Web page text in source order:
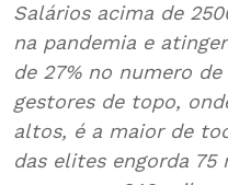
Salários acima de
na pandemia e
de 27% no numero
gestores de topo,
altos, é​​​​​ a maior de
das elites engorda